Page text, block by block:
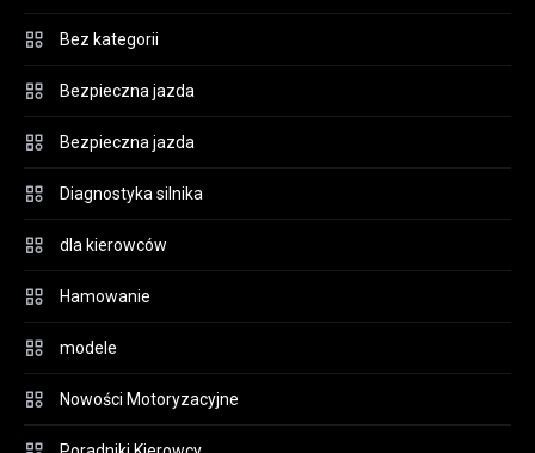
Bez kategorii
Bezpieczna jazda
Bezpieczna jazda
Diagnostyka silnika
dla kierowców
Hamowanie
modele
Nowości Motoryzacyjne